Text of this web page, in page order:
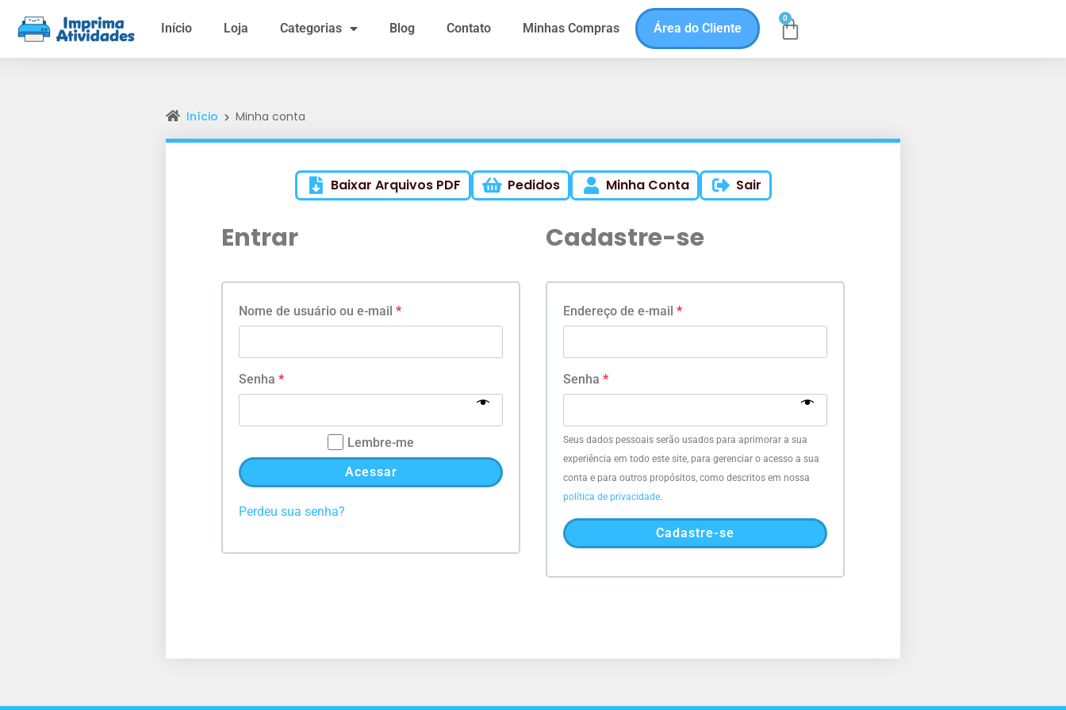
Início Loja Categorias Blog Contato Minhas Compras Área do Cliente
0
Início Minha conta
Baixar Arquivos PDF Pedidos Minha Conta Sair
Entrar
Nome de usuário ou e-mail *
Senha *
Lembre-me
Acessar
Perdeu sua senha?
Cadastre-se
Endereço de e-mail *
Senha *
Seus dados pessoais serão usados para aprimorar a sua
experiência em todo este site, para gerenciar o acesso a sua
conta e para outros propósitos, como descritos em nossa
política de privacidade.
Cadastre-se